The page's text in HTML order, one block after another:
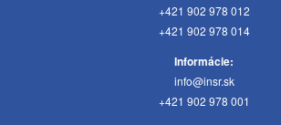
+421 902 978 012
+421 902 978 014
Informácie:
info@insr.sk
+421 902 978 001